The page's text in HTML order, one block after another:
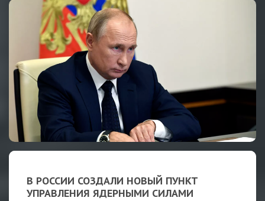
В РОССИИ СОЗДАЛИ НОВЫЙ ПУНКТ
УПРАВЛЕНИЯ ЯДЕРНЫМИ СИЛАМИ